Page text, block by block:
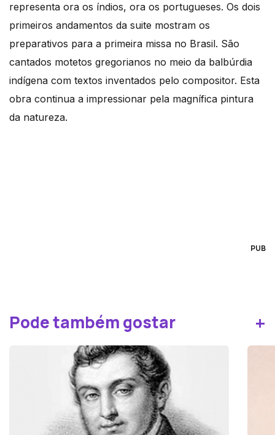
representa ora os índios, ora os portugueses. Os dois
primeiros andamentos da suite mostram os
preparativos para a primeira missa no Brasil. São
cantados motetos gregorianos no meio da balbúrdia
indígena com textos inventados pelo compositor. Esta
obra continua a impressionar pela magnífica pintura
da natureza.
PUB
Pode também gostar +